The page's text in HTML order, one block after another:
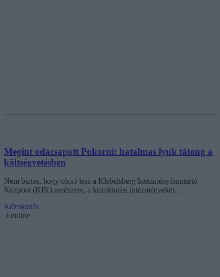
Megint odacsapott Pokorni: hatalmas lyuk tátong a
költségvetésben
Nem biztos, hogy olcsó lesz a Klebelsberg Intézményfenntartó
Központ (KIK) rendszere, a közoktatási intézményeket...
Közoktatás
Eduline